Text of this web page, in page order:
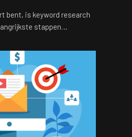
bent, is keyword research
stappen…